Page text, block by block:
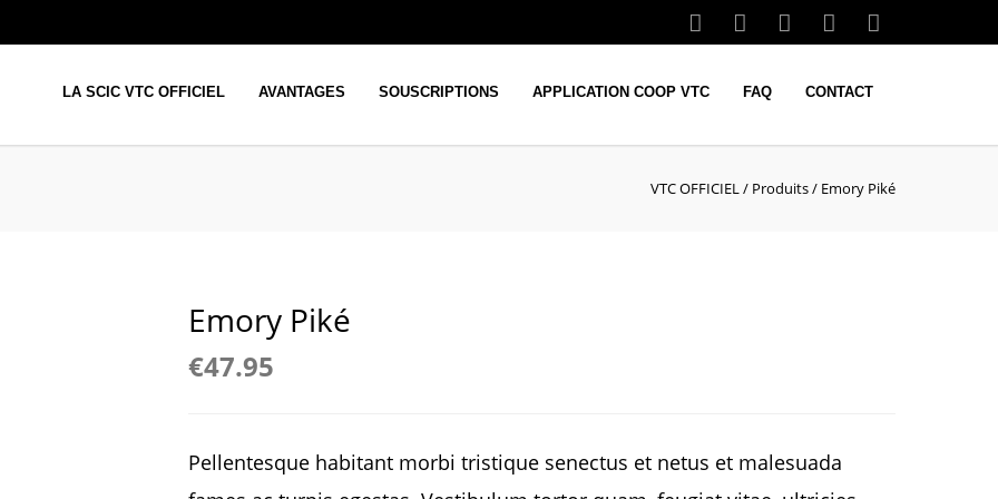
LA SCIC VTC OFFICIEL AVANTAGES SOUSCRIPTIONS APPLICATION COOP VTC FAQ CONTACT
VTC OFFICIEL/ Produits/ Emory Piké
Emory Piké
€47.95
Pellentesque habitant morbi tristique senectus et netus et malesuada